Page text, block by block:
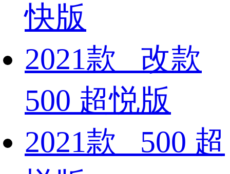
快版
2021款 改款
500 超悦版
2021款 500 超